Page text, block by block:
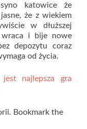
katowice że
że z wiekiem
w dłuższej
wraca i bije nowe
depozytu coraz
od życia.
najlepsza gra
Bookmark the